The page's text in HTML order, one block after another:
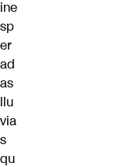
ine
sp
er
ad
as
llu
via
s
qu